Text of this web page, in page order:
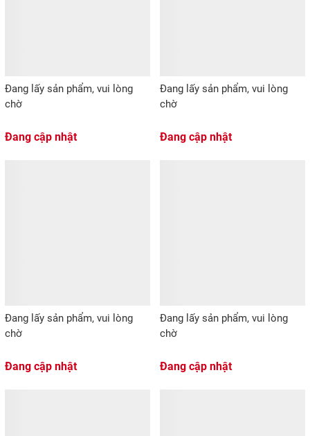
Đang lấy sản phẩm, vui lòng
chờ
Đang cập nhật
Đang lấy sản phẩm, vui lòng
chờ
Đang cập nhật
Đang lấy sản phẩm, vui lòng
chờ
Đang cập nhật
Đang lấy sản phẩm, vui lòng
chờ
Đang cập nhật